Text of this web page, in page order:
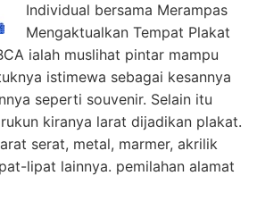
Individual bersama Merampas
Mengaktualkan Tempat Plakat
ialah muslihat pintar mampu
istimewa sebagai kesannya
seperti souvenir. Selain itu
kiranya larat dijadikan plakat.
serat, metal, marmer, akrilik
lipat lainnya. pemilahan alamat